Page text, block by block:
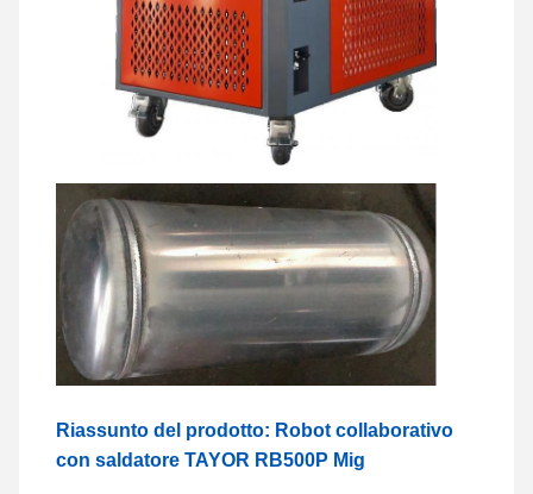
Riassunto del prodotto: Robot collaborativo
con saldatore TAYOR RB500P Mig